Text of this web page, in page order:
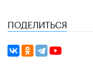
ПОДЕЛИТЬСЯ